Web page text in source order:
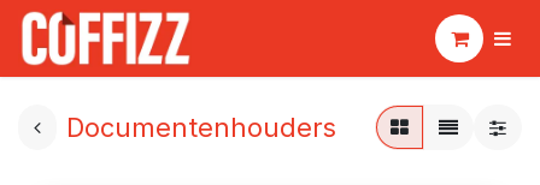
Documentenhouders